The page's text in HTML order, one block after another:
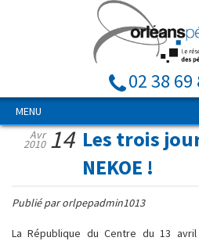
02 38 69
MENU
Les trois
NEKOE !
Avr
2010 14
Publié par orlpepadmin1013
La République du Centre du 13